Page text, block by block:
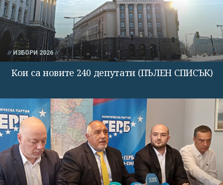
ИЗБОРИ 2026
Кои са новите 240 депутати (ПЪЛЕН СПИСЪК)